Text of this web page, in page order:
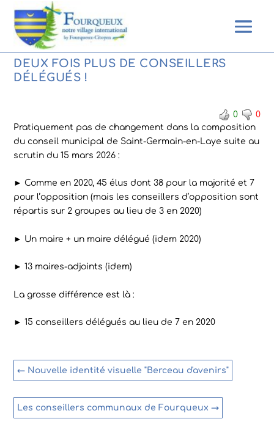
DEUX FOIS PLUS DE CONSEILLERS
DÉLÉGUÉS !
0
0
Pratiquement pas de changement dans la composition
du conseil municipal de Saint-Germain-en-Laye suite au
scrutin du 15 mars 2026 :
► Comme en 2020, 45 élus dont 38 pour la majorité et 7
pour l’opposition (mais les conseillers d’opposition sont
répartis sur 2 groupes au lieu de 3 en 2020)
► Un maire + un maire délégué (idem 2020)
► 13 maires-adjoints (idem)
La grosse différence est là :
► 15 conseillers délégués au lieu de 7 en 2020
← Nouvelle identité visuelle "Berceau d'avenirs"
Les conseillers communaux de Fourqueux →